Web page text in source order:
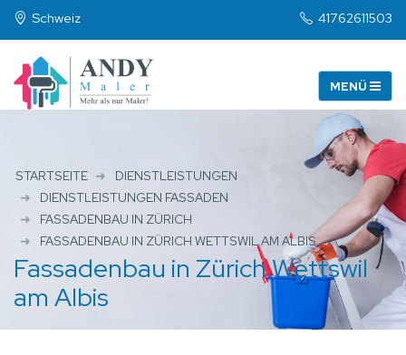
Schweiz 41762611503
STARTSEITE
DIENSTLEISTUNGEN
DIENSTLEISTUNGEN FASSADEN
FASSADENBAU IN ZÜRICH
FASSADENBAU IN ZÜRICH WETTSWIL AM ALBIS
Fassadenbau in Zürich Wettswil
am Albis